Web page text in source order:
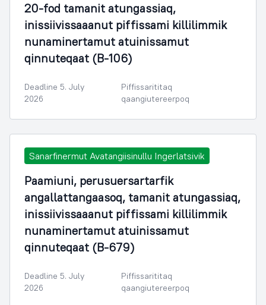
20-fod tamanit atungassiaq,
inissiivissaaanut piffissami killilimmik
nunaminertamut atuinissamut
qinnuteqaat (B-106)
Deadline 5. July
2026
Piffissarititaq
qaangiutereerpoq
Sanarfinermut Avatangiisinullu Ingerlatsivik
Paamiuni, perusuersartarfik
angallattangaasoq, tamanit atungassiaq,
inissiivissaaanut piffissami killilimmik
nunaminertamut atuinissamut
qinnuteqaat (B-679)
Deadline 5. July
2026
Piffissarititaq
qaangiutereerpoq